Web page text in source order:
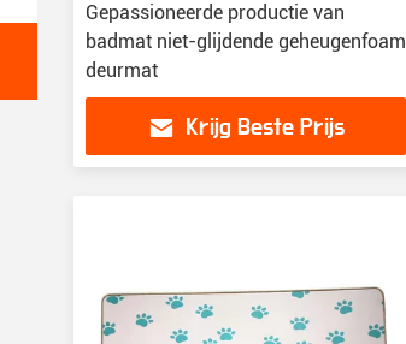
Gepassioneerde productie van
badmat niet-glijdende geheugenfoam
deurmat
Krijg Beste Prijs